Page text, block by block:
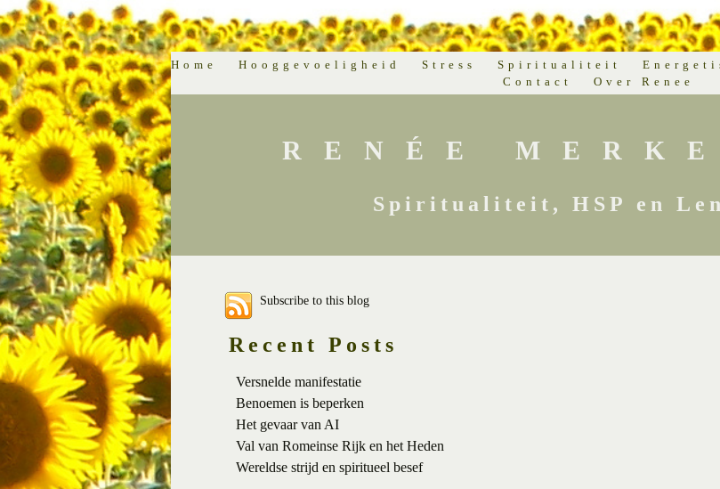
Home Hooggevoeligheid Stress Spiritualiteit
Contact
Over Renee
RENÉE
Spiritualiteit, HSP en
Subscribe to this blog
Recent Posts
Versnelde manifestatie
Benoemen is beperken
Het gevaar van AI
Val van Romeinse Rijk en het Heden
Wereldse strijd en spiritueel besef